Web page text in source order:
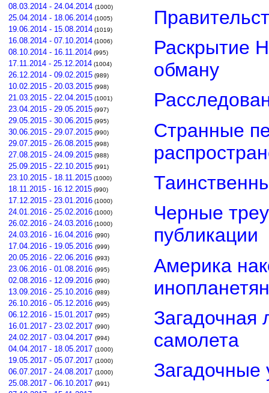
08.03.2014 - 24.04.2014 (1000)
25.04.2014 - 18.06.2014 (1005)
19.06.2014 - 15.08.2014 (1019)
16.08.2014 - 07.10.2014 (1006)
08.10.2014 - 16.11.2014 (995)
17.11.2014 - 25.12.2014 (1004)
26.12.2014 - 09.02.2015 (989)
10.02.2015 - 20.03.2015 (998)
21.03.2015 - 22.04.2015 (1001)
23.04.2015 - 29.05.2015 (997)
29.05.2015 - 30.06.2015 (995)
30.06.2015 - 29.07.2015 (990)
29.07.2015 - 26.08.2015 (998)
27.08.2015 - 24.09.2015 (988)
25.09.2015 - 22.10.2015 (991)
23.10.2015 - 18.11.2015 (1000)
18.11.2015 - 16.12.2015 (990)
17.12.2015 - 23.01.2016 (1000)
24.01.2016 - 25.02.2016 (1000)
26.02.2016 - 24.03.2016 (1000)
24.03.2016 - 16.04.2016 (990)
17.04.2016 - 19.05.2016 (999)
20.05.2016 - 22.06.2016 (993)
23.06.2016 - 01.08.2016 (995)
02.08.2016 - 12.09.2016 (990)
13.09.2016 - 25.10.2016 (989)
26.10.2016 - 05.12.2016 (995)
06.12.2016 - 15.01.2017 (995)
16.01.2017 - 23.02.2017 (990)
24.02.2017 - 03.04.2017 (994)
04.04.2017 - 18.05.2017 (1000)
19.05.2017 - 05.07.2017 (1000)
06.07.2017 - 24.08.2017 (1000)
25.08.2017 - 06.10.2017 (991)
Раскрытие
обману
Странные
Черные
публикации
Америка
инопланетян
Загадочная
самолета
Загадочные